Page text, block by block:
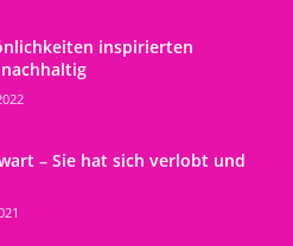
inspirierten
– Sie hat sich verlobt und